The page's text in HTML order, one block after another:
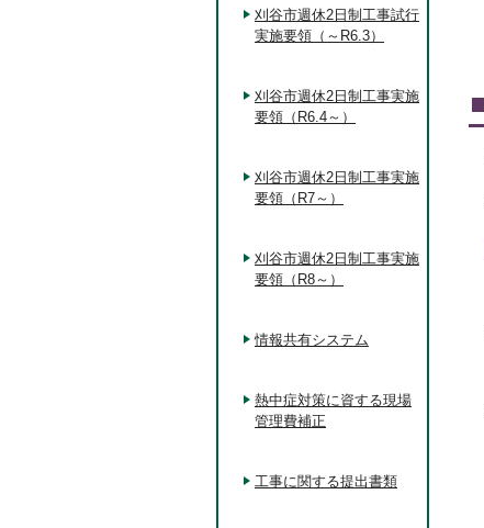
刈谷市週休2日制工事試行
実施要領（～R6.3）
刈谷市週休2日制工事実施
要領（R6.4～）
刈谷市週休2日制工事実施
要領（R7～）
刈谷市週休2日制工事実施
要領（R8～）
情報共有システム
熱中症対策に資する現場
管理費補正
工事に関する提出書類